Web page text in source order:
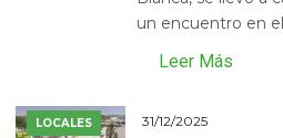
un encuentro en
Leer Más
LOCALES 31/12/2025